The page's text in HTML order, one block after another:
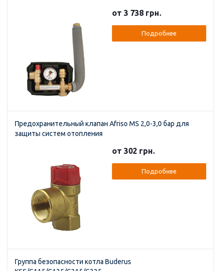
от 3 738 грн.
Подробнее
Предохранительный клапан Afriso MS 2,0-3,0 бар для
защиты систем отопления
от 302 грн.
Подробнее
Группа безопасности котла Buderus